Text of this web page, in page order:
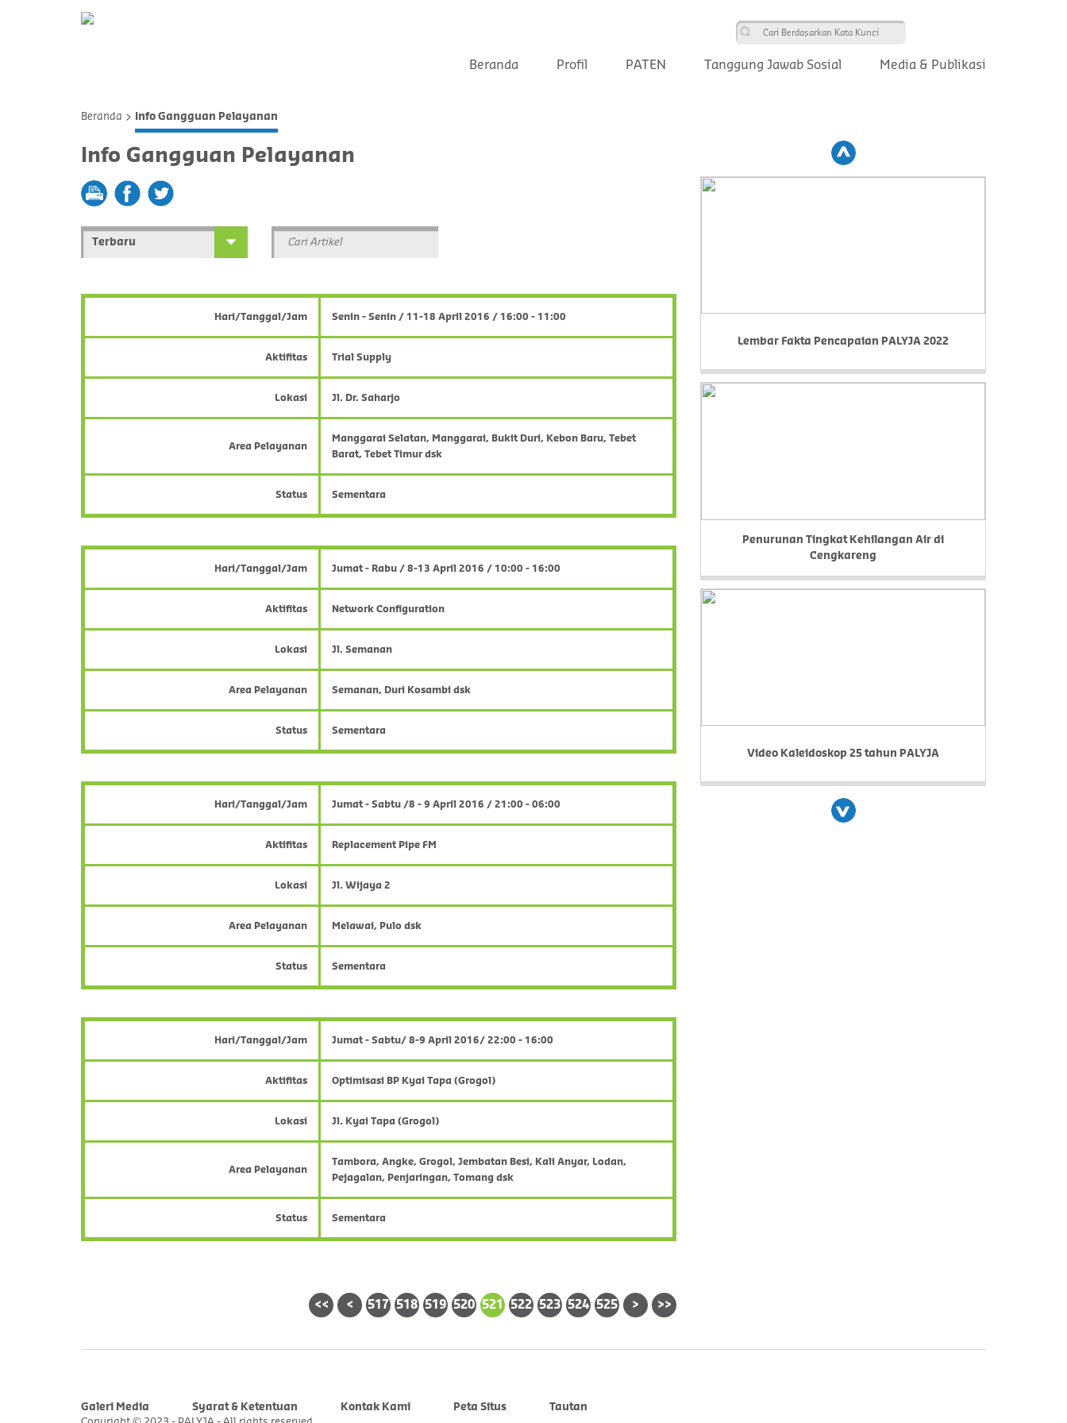
Beranda Profil PATEN Tanggung Jawab Sosial Media & Publikasi
Beranda > Info Gangguan Pelayanan
Info Gangguan Pelayanan
print fb tw
Hari/Tanggal/Jam Senin - Senin / 11-18 April 2016 / 16:00 - 11:00
Aktifitas Trial Supply
Lokasi Jl. Dr. Saharjo
Area Pelayanan
Manggarai Selatan, Manggarai, Bukit Duri, Kebon Baru, Tebet
Barat, Tebet Timur dsk
Status Sementara
Hari/Tanggal/Jam Jumat - Rabu / 8-13 April 2016 / 10:00 - 16:00
Aktifitas Network Configuration
Lokasi Jl. Semanan
Area Pelayanan Semanan, Duri Kosambi dsk
Status Sementara
Hari/Tanggal/Jam Jumat - Sabtu /8 - 9 April 2016 / 21:00 - 06:00
Aktifitas Replacement Pipe FM
Lokasi Jl. Wijaya 2
Area Pelayanan Melawai, Pulo dsk
Status Sementara
Hari/Tanggal/Jam Jumat - Sabtu/ 8-9 April 2016/ 22:00 - 16:00
Aktifitas Optimisasi BP Kyai Tapa (Grogol)
Lokasi Jl. Kyai Tapa (Grogol)
Area Pelayanan
Tambora, Angke, Grogol, Jembatan Besi, Kali Anyar, Lodan,
Pejagalan, Penjaringan, Tomang dsk
Status Sementara
<< < 517 518 519 520 521 522 523 524 525 > >>
Prev
Lembar Fakta Pencapaian PALYJA 2022
Penurunan Tingkat Kehilangan Air di
Cengkareng
Video Kaleidoskop 25 tahun PALYJA
Next
Galeri Media Syarat & Ketentuan Kontak Kami Peta Situs
Tautan